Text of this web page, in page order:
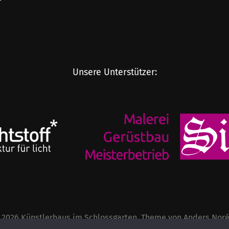
Unsere Unterstützer:
Künstlerhaus im Schlossgarten. Theme vonAnders